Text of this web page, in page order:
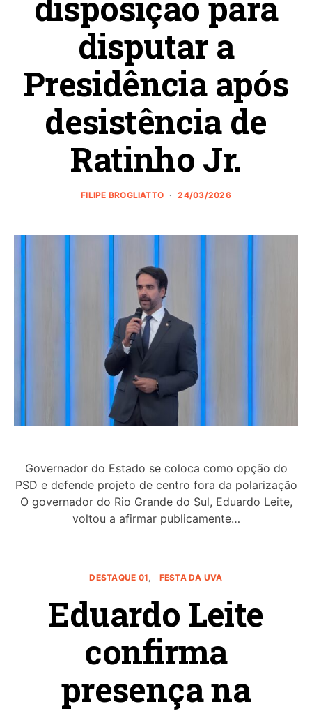
disputar a
Presidência após
desistência de
Ratinho Jr.
FILIPE BROGLIATTO 24/03/2026
Governador do Estado se coloca como opção do
PSD e defende projeto de centro fora da polarização
O governador do Rio Grande do Sul, Eduardo Leite,
voltou a afirmar publicamente…
DESTAQUE 01 FESTA DA UVA
Eduardo Leite
confirma
presença na